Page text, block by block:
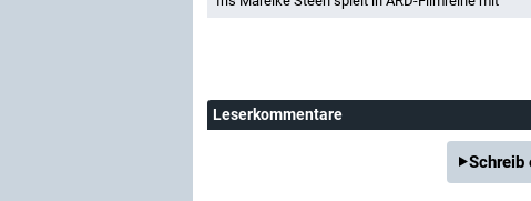
Leserkommentare
Schreib